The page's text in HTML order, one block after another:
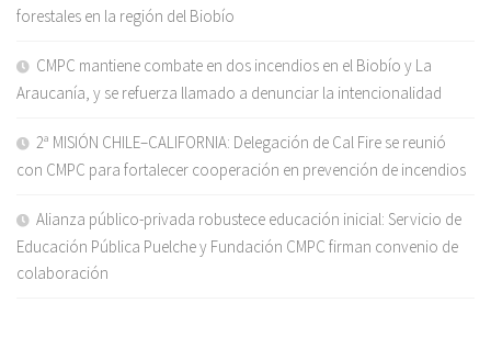
forestales en la región del Biobío
CMPC mantiene combate en dos incendios en el Biobío y La
Araucanía, y se refuerza llamado a denunciar la intencionalidad
2ª MISIÓN CHILE–CALIFORNIA: Delegación de Cal Fire se reunió
con CMPC para fortalecer cooperación en prevención de incendios
Alianza público-privada robustece educación inicial: Servicio de
Educación Pública Puelche y Fundación CMPC firman convenio de
colaboración